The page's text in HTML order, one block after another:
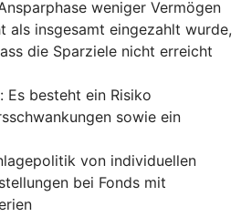
weniger Vermögen
als insgesamt eingezahlt wurde,
die Sparziele nicht erreicht
Es besteht ein Risiko
sowie ein
von individuellen
bei Fonds mit